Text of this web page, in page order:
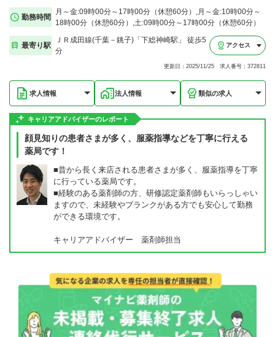
勤務時間
月～金:09時00分～17時00分（休憩60分）,月～金:10時00分～
18時00分（休憩60分）,土:09時00分～17時00分（休憩60分）
最寄り駅
ＪＲ成田線(千葉－銚子)「下総神崎駅」 徒歩5
分
アクセス
更新日：2025/11/25 求人番号：372811
求人情報 法人情報 類似の求人
キャリアアドバイザーのレポート
顔見知りの患者さまが多く、服薬指導などを丁寧に行える
薬局です！
■昔から長く来店される患者さまが多く、服薬指導を丁寧
に行っている薬局です。
■経験のある薬剤師の方、研修認定薬剤師もいらっしゃい
ますので、未経験やブランクがある方でも安心して勤務
ができる環境です。
キャリアアドバイザー 薬剤師担当